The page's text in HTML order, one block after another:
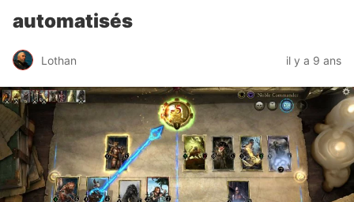
automatisés
Lothan il y a 9 ans